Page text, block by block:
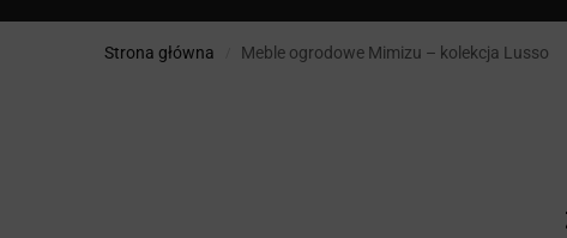
Strona główna Meble ogrodowe Mimizu – kolekcja Lusso